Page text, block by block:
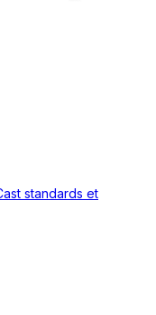
standards et